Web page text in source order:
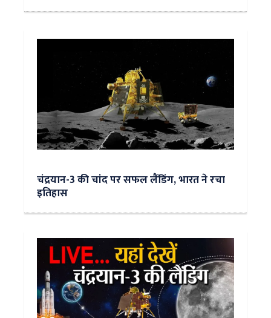
चंद्रयान-3 की चांद पर सफल लैंडिंग, भारत ने रचा
इतिहास